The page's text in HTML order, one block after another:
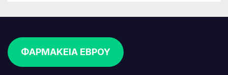
ΦΑΡΜΑΚΕΙΑ ΕΒΡΟΥ